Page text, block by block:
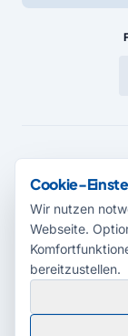
© 2026 Radio
Cookie-
Wir nutzen
Webseite.
bereitzustellen.